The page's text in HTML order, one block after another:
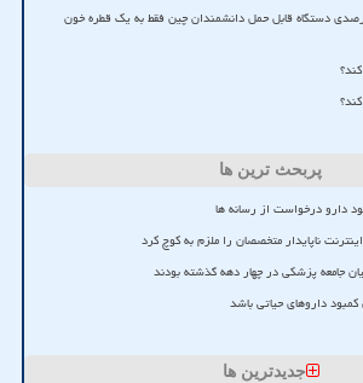
سرطان با دقت 95 درصدی دستگاه قابل حمل دانشمندان چین فقط به یک قطره خون
پربحث ترین ها
دارو درخواست از رسانه ها
ناپایدار متخصصان را ملزم به کوچ کرد
جامعه پزشکی در چهار دهه گذشته بودند
داروهای حیاتی باشد
جدیدترین ها